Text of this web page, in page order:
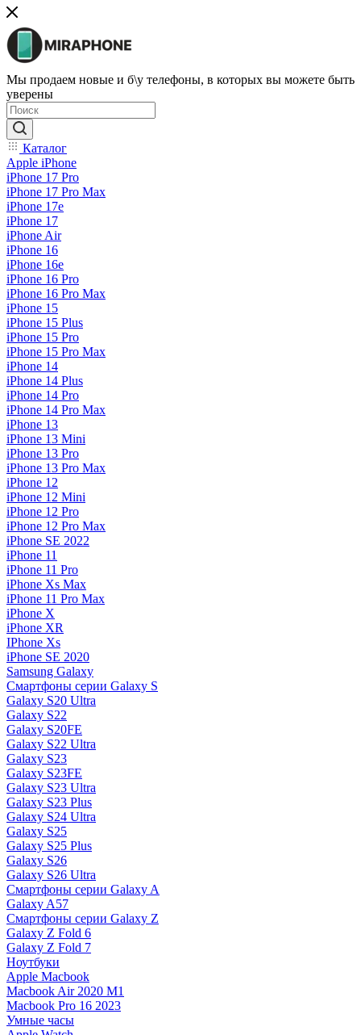
Мы продаем новые и б\у телефоны, в которых вы можете быть
уверены
Каталог
Apple iPhone
iPhone 17 Pro
iPhone 17 Pro Max
iPhone 17e
iPhone 17
iPhone Air
iPhone 16
iPhone 16e
iPhone 16 Pro
iPhone 16 Pro Max
iPhone 15
iPhone 15 Plus
iPhone 15 Pro
iPhone 15 Pro Max
iPhone 14
iPhone 14 Plus
iPhone 14 Pro
iPhone 14 Pro Max
iPhone 13
iPhone 13 Mini
iPhone 13 Pro
iPhone 13 Pro Max
iPhone 12
iPhone 12 Mini
iPhone 12 Pro
iPhone 12 Pro Max
iPhone SE 2022
iPhone 11
iPhone 11 Pro
iPhone Xs Max
iPhone 11 Pro Max
iPhone X
iPhone XR
IPhone Xs
iPhone SE 2020
Samsung Galaxy
Смартфоны серии Galaxy S
Galaxy S20 Ultra
Galaxy S22
Galaxy S20FE
Galaxy S22 Ultra
Galaxy S23
Galaxy S23FE
Galaxy S23 Ultra
Galaxy S23 Plus
Galaxy S24 Ultra
Galaxy S25
Galaxy S25 Plus
Galaxy S26
Galaxy S26 Ultra
Смартфоны серии Galaxy A
Galaxy A57
Смартфоны серии Galaxy Z
Galaxy Z Fold 6
Galaxy Z Fold 7
Ноутбуки
Apple Macbook
Macbook Air 2020 M1
Macbook Pro 16 2023
Умные часы